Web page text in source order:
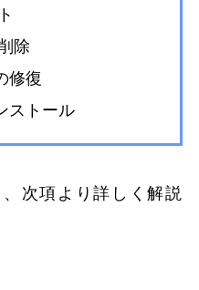
除
修復
ストール
次項より詳しく解説